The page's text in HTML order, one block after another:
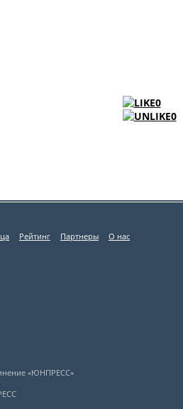
0
0
Рейтинг Партнеры О нас
«ЮНПРЕСС»